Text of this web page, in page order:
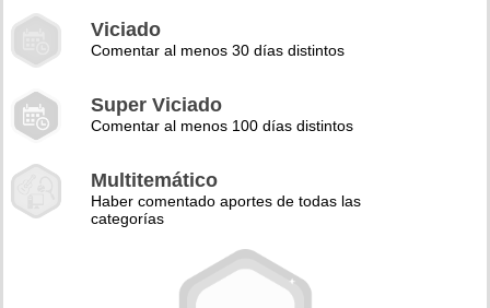
Viciado
Comentar al menos 30 días distintos
Super Viciado
Comentar al menos 100 días distintos
Multitemático
Haber comentado aportes de todas las
categorías